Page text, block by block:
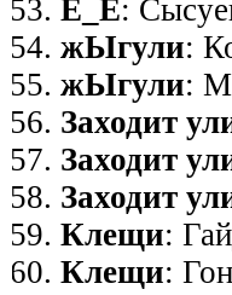
Е_Е:
жЫгули:
жЫгули:
Заходит
Заходит
Заходит
Клещи:
Клещи: